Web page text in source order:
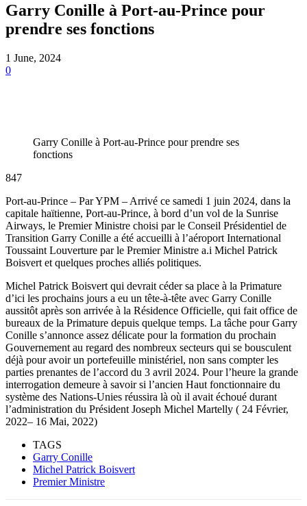
Garry Conille à Port-au-Prince pour
prendre ses fonctions
1 June, 2024
0
Garry Conille à Port-au-Prince pour prendre ses
fonctions
847
Port-au-Prince – Par YPM – Arrivé ce samedi 1 juin 2024, dans la
capitale haïtienne, Port-au-Prince, à bord d’un vol de la Sunrise
Airways, le Premier Ministre choisi par le Conseil Présidentiel de
Transition Garry Conille a été accueilli à l’aéroport International
Toussaint Louverture par le Premier Ministre a.i Michel Patrick
Boisvert et quelques proches alliés politiques.
Michel Patrick Boisvert qui devrait céder sa place à la Primature
d’ici les prochains jours a eu un tête-à-tête avec Garry Conille
aussitôt après son arrivée à la Résidence Officielle, qui fait office de
bureaux de la Primature depuis quelque temps. La tâche pour Garry
Conille s’annonce assez délicate pour la formation du prochain
Gouvernement au regard des nombreux secteurs qui se bousculent
déjà pour avoir un portefeuille ministériel, non sans compter les
parties prenantes de l’accord du 3 avril 2024. Pour l’heure la grande
interrogation demeure à savoir si l’ancien Haut fonctionnaire du
système des Nations-Unies réussira là où il avait échoué durant
l’administration du Président Joseph Michel Martelly ( 24 Février,
2022– 16 Mai, 2022)
TAGS
Garry Conille
Michel Patrick Boisvert
Premier Ministre